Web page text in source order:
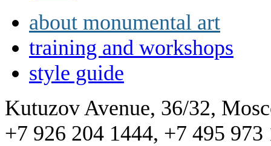
about monumental art
training and workshops
style guide
Kutuzov Avenue, 36/32,
+7 926 204 1444, +7 495 973